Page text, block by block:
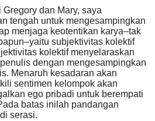
dan Mary, saya
tengah untuk mengesampingkan
menjaga keotentikan karya–tak
subjektivitas kolektif
kolektif menyelaraskan
dengan mengesampingkan
Menaruh kesadaran akan
sentimen kelompok akan
ego pribadi untuk berempati
batas inilah pandangan
serasi.